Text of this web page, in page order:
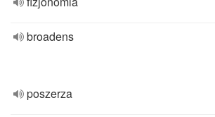
broadens
poszerza